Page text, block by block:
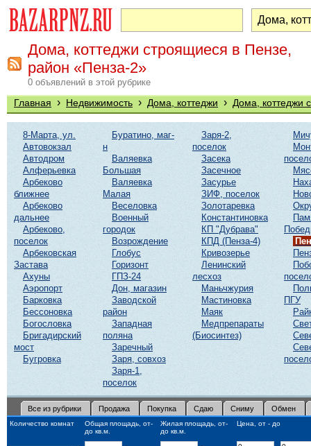
Дома, коттеджи строящиеся в Пензе,
район «Пенза-2»
0 объявлений в этой рубрике
Главная › Недвижимость › Дома, коттеджи › Дома, коттеджи
8-Марта, ул.
Автовокзал
Автодром
Алферьевка
Арбеково
ближнее
Арбеково
дальнее
Арбеково,
поселок
Арбековская
Застава
Ахуны
Аэропорт
Барковка
Бессоновка
Богословка
Бригадирский
мост
Бугровка
Буратино, маг-
н
Валяевка
Большая
Валяевка
Малая
Веселовка
Военный
городок
Возрождение
Глобус
Горизонт
ГПЗ-24
Дон, магазин
Заводской
район
Западная
поляна
Заречный
Заря, совхоз
Заря-1,
поселок
Заря-2,
поселок
Засека
Засечное
Засурье
ЗИФ, поселок
Золотаревка
Константиновка
КП "Дубрава"
КПД (Пенза-4)
Кривозерье
Ленинский
лесхоз
Маньчжурия
Мастиновка
Маяк
Медпрепараты
(Биосинтез)
ПГУ
Все из рубрики Продажа Покупка Сдаю Сниму Обмен
Количество комнат
Общая площадь, от-
до кв.м.
Жилая площадь, от-
до кв.м.
Цена, от - до